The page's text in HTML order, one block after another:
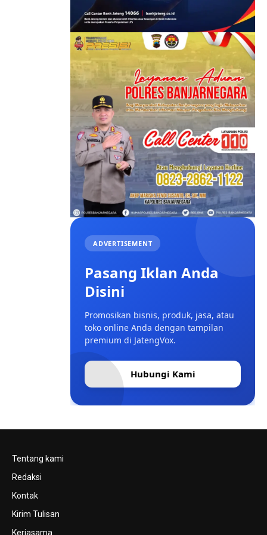
ADVERTISEMENT
Pasang Iklan Anda
Disini
Promosikan bisnis, produk, jasa, atau
toko online Anda dengan tampilan
premium di JatengVox.
Hubungi Kami
Tentang kami
Redaksi
Kontak
Kirim Tulisan
Kerjasama